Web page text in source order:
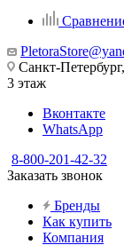
Санкт-
3 этаж
Вконтакте
WhatsApp
8-800-201-42-32
Заказать звонок
Бренды
Как купить
Компания